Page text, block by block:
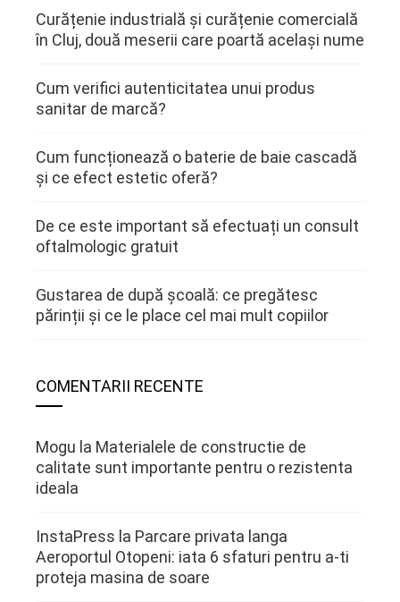
Curățenie industrială și curățenie comercială
în Cluj, două meserii care poartă același nume
Cum verifici autenticitatea unui produs
sanitar de marcă?
Cum funcționează o baterie de baie cascadă
și ce efect estetic oferă?
De ce este important să efectuați un consult
oftalmologic gratuit
Gustarea de după școală: ce pregătesc
părinții și ce le place cel mai mult copiilor
COMENTARII RECENTE
Mogu la Materialele de constructie de
calitate sunt importante pentru o rezistenta
ideala
InstaPress la Parcare privata langa
Aeroportul Otopeni: iata 6 sfaturi pentru a-ti
proteja masina de soare